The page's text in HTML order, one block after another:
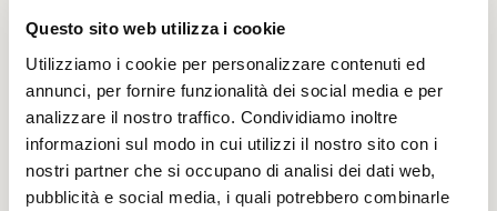
Questo sito web utilizza i cookie
Utilizziamo i cookie per personalizzare contenuti ed
annunci, per fornire funzionalità dei social media e per
analizzare il nostro traffico. Condividiamo inoltre
informazioni sul modo in cui utilizzi il nostro sito con i
nostri partner che si occupano di analisi dei dati web,
pubblicità e social media, i quali potrebbero combinarle
Altri articoli dell'autore